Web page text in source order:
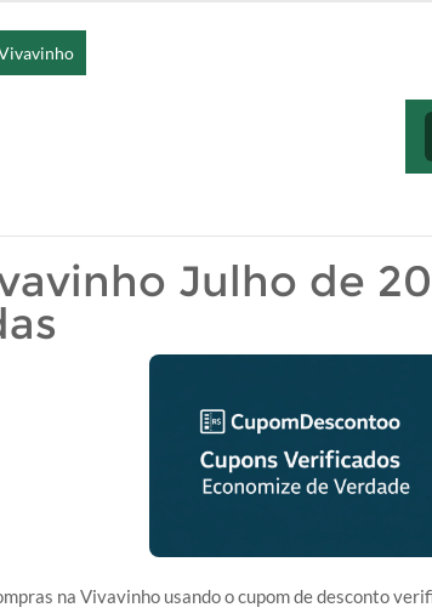
Julho de
na Vivavinho usando o cupom de desconto